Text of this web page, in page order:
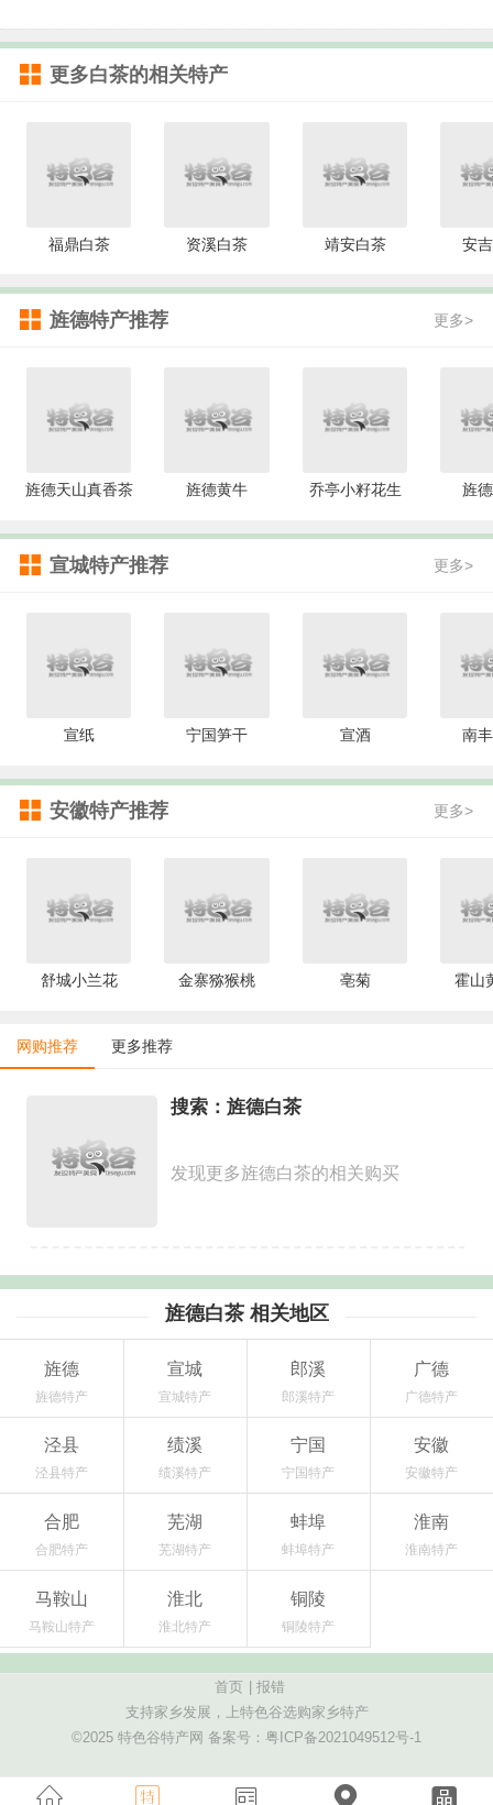
更多白茶的相关特产
福鼎白茶 资溪白茶 靖安白茶 安
旌德特产推荐 更多>
旌德天山真香茶 旌德黄牛 乔亭小籽花生 旌
宣城特产推荐 更多>
宣纸 宁国笋干 宣酒 南
安徽特产推荐 更多>
舒城小兰花 金寨猕猴桃 亳菊 霍山
网购推荐 更多推荐
搜索：旌德白茶
发现更多旌德白茶的相关购买
旌德白茶 相关地区
旌德
旌德特产
宣城
宣城特产
郎溪
郎溪特产
广德
广德特产
泾县
泾县特产
绩溪
绩溪特产
宁国
宁国特产
安徽
安徽特产
合肥
合肥特产
芜湖
芜湖特产
蚌埠
蚌埠特产
淮南
淮南特产
马鞍山
马鞍山特产
淮北
淮北特产
铜陵
铜陵特产
首页
报错
支持家乡发展，上特色谷选购家乡特产
©2025 特色谷特产网 备案号： 粤ICP备2021049512号-1